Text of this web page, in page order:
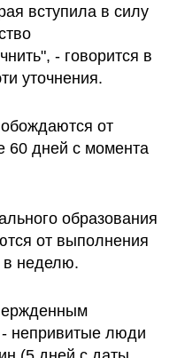
вступила в силу
- говорится в
уточнения.
от
60 дней с момента
образования
от выполнения
в неделю.
непривитые люди